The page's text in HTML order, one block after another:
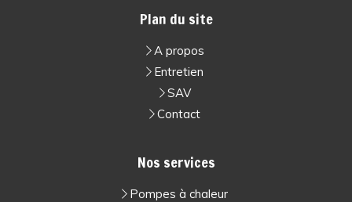
Plan du site
A propos
Entretien
SAV
Contact
Nos services
Pompes à chaleur